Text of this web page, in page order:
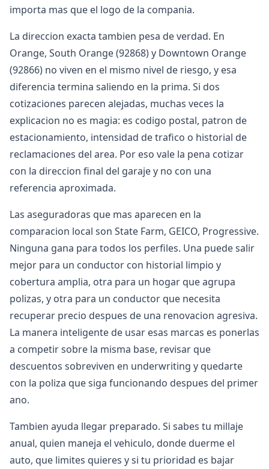
importa mas que el logo de la compania.
La direccion exacta tambien pesa de verdad. En
Orange, South Orange (92868) y Downtown Orange
(92866) no viven en el mismo nivel de riesgo, y esa
diferencia termina saliendo en la prima. Si dos
cotizaciones parecen alejadas, muchas veces la
explicacion no es magia: es codigo postal, patron de
estacionamiento, intensidad de trafico o historial de
reclamaciones del area. Por eso vale la pena cotizar
con la direccion final del garaje y no con una
referencia aproximada.
Las aseguradoras que mas aparecen en la
comparacion local son State Farm, GEICO, Progressive.
Ninguna gana para todos los perfiles. Una puede salir
mejor para un conductor con historial limpio y
cobertura amplia, otra para un hogar que agrupa
polizas, y otra para un conductor que necesita
recuperar precio despues de una renovacion agresiva.
La manera inteligente de usar esas marcas es ponerlas
a competir sobre la misma base, revisar que
descuentos sobreviven en underwriting y quedarte
con la poliza que siga funcionando despues del primer
ano.
Tambien ayuda llegar preparado. Si sabes tu millaje
anual, quien maneja el vehiculo, donde duerme el
auto, que limites quieres y si tu prioridad es bajar